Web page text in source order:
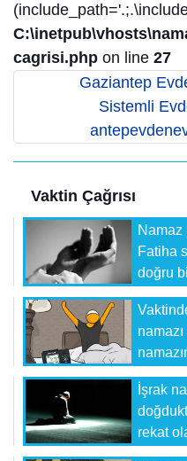
cagrisi.php on line 27
Gaziantep
Sistemli
Vaktin Çağrısı
Namaz
Fatiha
doğru
namazı
İşrak
rekat